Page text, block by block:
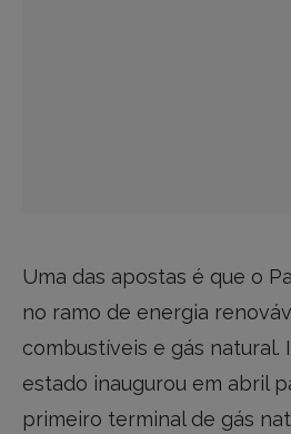
Uma das apostas é que o
no ramo de energia
combustíveis e gás natural.
estado inaugurou em abril
primeiro terminal de gás